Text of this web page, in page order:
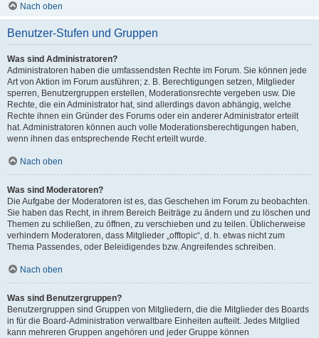
Nach oben
Benutzer-Stufen und Gruppen
Was sind Administratoren?
Administratoren haben die umfassendsten Rechte im Forum. Sie können jede
Art von Aktion im Forum ausführen; z. B. Berechtigungen setzen, Mitglieder
sperren, Benutzergruppen erstellen, Moderationsrechte vergeben usw. Die
Rechte, die ein Administrator hat, sind allerdings davon abhängig, welche
Rechte ihnen ein Gründer des Forums oder ein anderer Administrator erteilt
hat. Administratoren können auch volle Moderationsberechtigungen haben,
wenn ihnen das entsprechende Recht erteilt wurde.
Nach oben
Was sind Moderatoren?
Die Aufgabe der Moderatoren ist es, das Geschehen im Forum zu beobachten.
Sie haben das Recht, in ihrem Bereich Beiträge zu ändern und zu löschen und
Themen zu schließen, zu öffnen, zu verschieben und zu teilen. Üblicherweise
verhindern Moderatoren, dass Mitglieder „offtopic“, d. h. etwas nicht zum
Thema Passendes, oder Beleidigendes bzw. Angreifendes schreiben.
Nach oben
Was sind Benutzergruppen?
Benutzergruppen sind Gruppen von Mitgliedern, die die Mitglieder des Boards
in für die Board-Administration verwaltbare Einheiten aufteilt. Jedes Mitglied
kann mehreren Gruppen angehören und jeder Gruppe können